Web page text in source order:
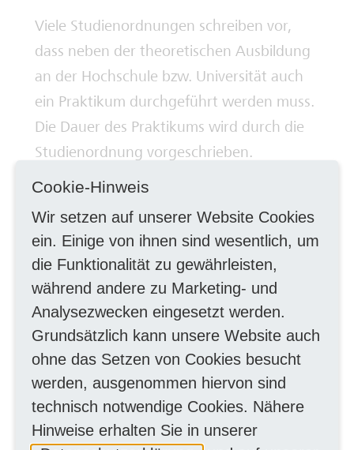
Deine Ausbilderinnen und Ausbilder
Viele Studienordnungen schreiben vor,
dass neben der theoretischen Ausbildung
an der Hochschule bzw. Universität auch
ein Praktikum durchgeführt werden muss.
Die Dauer des Praktikums wird durch die
Studienordnung vorgeschrieben.
Bewerbungsunterlagen
Zur Bearbeitung der Praktikumsanfrage
senden Sie uns bitte über das Online-
Formular folgende Unterlagen:
- Anschreiben
- Tabellarischer Lebenslauf
- Letztes Schulzeugnis
- Immatrikulationsbescheinigung
Cookie-Hinweis
Wir setzen auf unserer Website Cookies
ein. Einige von ihnen sind wesentlich, um
die Funktionalität zu gewährleisten,
während andere zu Marketing- und
Analysezwecken eingesetzt werden.
Grundsätzlich kann unsere Website auch
ohne das Setzen von Cookies besucht
werden, ausgenommen hiervon sind
technisch notwendige Cookies. Nähere
Hinweise erhalten Sie in unserer